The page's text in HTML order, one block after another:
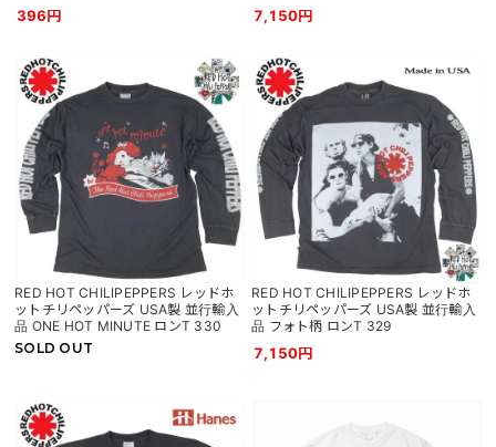
396円 7,150円
RED HOT CHILIPEPPERS レッドホ
ットチリペッパーズ USA製 並行輸入
品 ONE HOT MINUTE ロンT 330
SOLD OUT
RED HOT CHILIPEPPERS レッドホ
ットチリペッパーズ USA製 並行輸入
品 フォト柄 ロンT 329
7,150円